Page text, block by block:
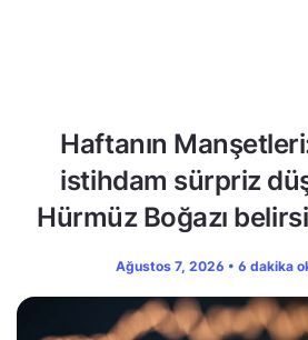
Haftanın Manşetleri:
istihdam sürpriz
Hürmüz Boğazı
Ağustos 7, 2026 • 6 dakika